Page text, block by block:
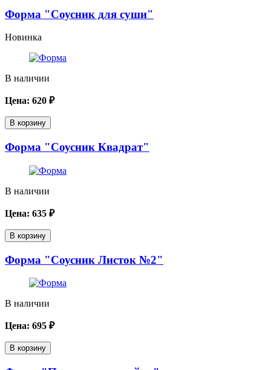
Форма "Соусник для суши"
Новинка
В наличии
Цена: 620 ₽
В корзину
Форма "Соусник Квадрат"
В наличии
Цена: 635 ₽
В корзину
Форма "Соусник Листок №2"
В наличии
Цена: 695 ₽
В корзину